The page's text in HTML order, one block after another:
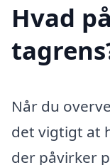
Hvad
Når du
det vigtigt at
der påvirker